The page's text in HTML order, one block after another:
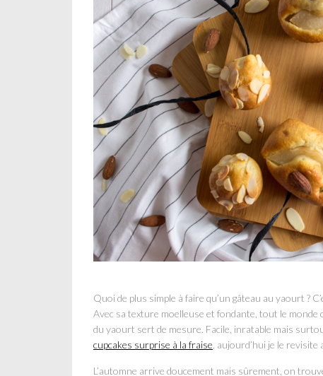
Quoi de plus simple à faire qu’un gâteau au yaourt ?
Avec sa texture moelleuse et fondante, tout le monde
du yaourt sert de mesure. Facile, inratable mais
cupcakes surprise à la fraise , aujourd’hui je le
L’automne arrive doucement mais sûrement, on